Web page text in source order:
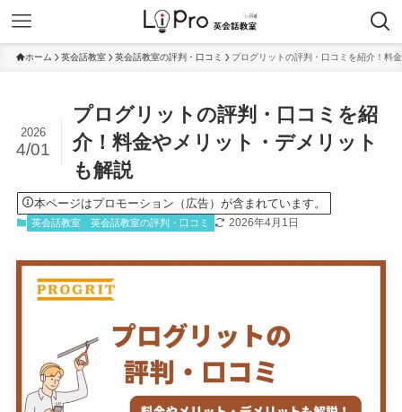
ホーム 英会話教室 英会話教室の評判・口コミ プログリットの評判・口コミを紹介！料
プログリットの評判・口コミを紹
介！料金やメリット・デメリット
も解説
2026
4/01
本ページはプロモーション（広告）が含まれています。
英会話教室 英会話教室の評判・口コミ 2026年4月1日